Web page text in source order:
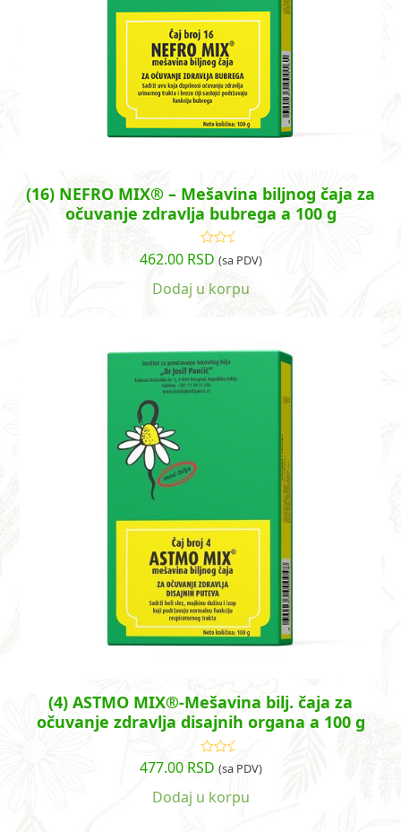
(16) NEFRO MIX® – Mešavina biljnog čaja za
očuvanje zdravlja bubrega a 100 g
Ocenjeno
sa5.00od
462.00 RSD (sa PDV)
Dodaj u korpu
(4) ASTMO MIX®-Mešavina bilj. čaja za
očuvanje zdravlja disajnih organa a 100 g
Ocenjeno
sa5.00od
477.00 RSD (sa PDV)
Dodaj u korpu